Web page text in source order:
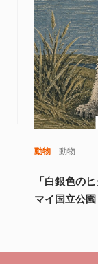
動物 動物
「白銀色の
マイ国立公園